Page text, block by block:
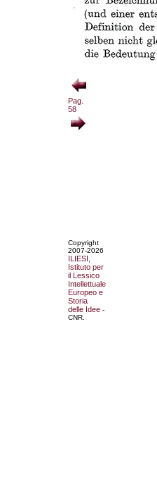
Pag.
58
Copyright
2007-2026
ILIESI,
Istituto per
il Lessico
Intellettuale
Europeo e
Storia
delle Idee -
CNR.